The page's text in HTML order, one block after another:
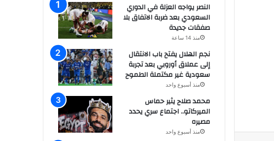
النصر يواجه العزلة في الدوري
السعودي بعد ضربة الاتفاق بلا
صفقات جديدة
منذ 14 ساعة
نجم الهلال يفتح باب الانتقال
إلى عملاق أوروبي بعد تجربة
سعودية غير مكتملة الطموح
منذ أسبوع واحد
محمد صلاح يثير حماس
الميركاتو.. اجتماع سري يحدد
مصيره
منذ أسبوع واحد